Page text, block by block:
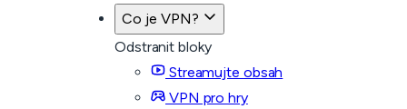
Co je VPN?
Odstranit bloky
Streamujte obsah
VPN pro hry